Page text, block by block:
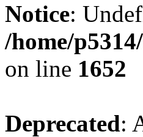
Notice:
/home/
on line 1652
Deprecated: